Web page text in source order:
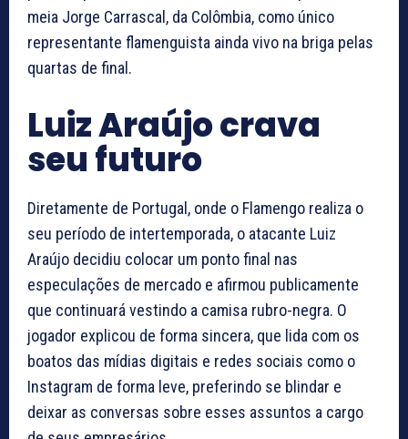
meia Jorge Carrascal, da Colômbia, como único
representante flamenguista ainda vivo na briga pelas
quartas de final.
Luiz Araújo crava
seu futuro
Diretamente de Portugal, onde o Flamengo realiza o
seu período de intertemporada, o atacante Luiz
Araújo decidiu colocar um ponto final nas
especulações de mercado e afirmou publicamente
que continuará vestindo a camisa rubro-negra. O
jogador explicou de forma sincera, que lida com os
boatos das mídias digitais e redes sociais como o
Instagram de forma leve, preferindo se blindar e
deixar as conversas sobre esses assuntos a cargo